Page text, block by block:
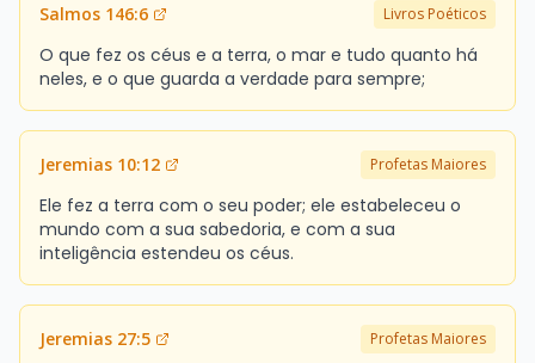
Salmos 146:6 Livros Poéticos
O que fez os céus e a terra, o mar e tudo quanto há
neles, e o que guarda a verdade para sempre;
Jeremias 10:12 Profetas Maiores
Ele fez a terra com o seu poder; ele estabeleceu o
mundo com a sua sabedoria, e com a sua
inteligência estendeu os céus.
Jeremias 27:5 Profetas Maiores